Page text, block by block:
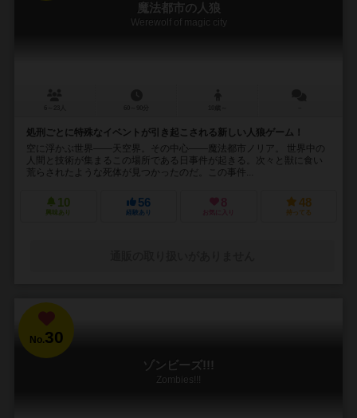
魔法都市の人狼
Werewolf of magic city
処刑ごとに特殊なイベントが引き起こされる新しい人狼ゲーム！
空に浮かぶ世界――天空界。その中心――魔法都市ノリア。 世界中の
人間と技術が集まるこの場所である日事件が起きる。次々と獣に食い
荒らされたような死体が見つかったのだ。この事件...
10
興味あり
56
経験あり
8
お気に入り
48
持ってる
No.30
ゾンビーズ!!!
Zombies!!!